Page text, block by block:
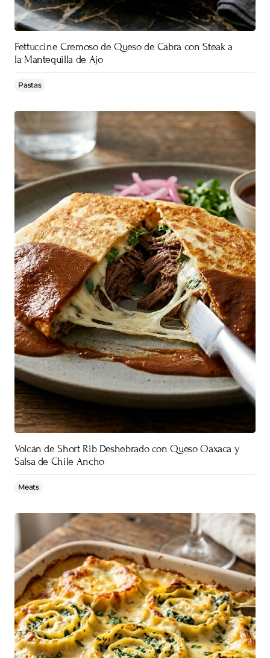
Fettuccine Cremoso de Queso de Cabra con Steak a
la Mantequilla de Ajo
Pastas
Volcán de Short Rib Deshebrado con Queso Oaxaca y
Salsa de Chile Ancho
Meats